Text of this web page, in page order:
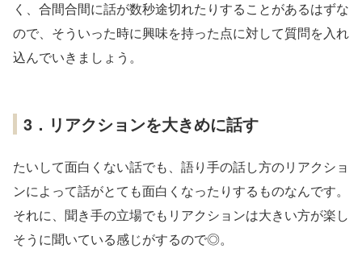
く、合間合間に話が数秒途切れたりすることがあるはずな
ので、そういった時に興味を持った点に対して質問を入れ
込んでいきましょう。
3．リアクションを大きめに話す
たいして面白くない話でも、語り手の話し方のリアクショ
ンによって話がとても面白くなったりするものなんです。
それに、聞き手の立場でもリアクションは大きい方が楽し
そうに聞いている感じがするので◎。